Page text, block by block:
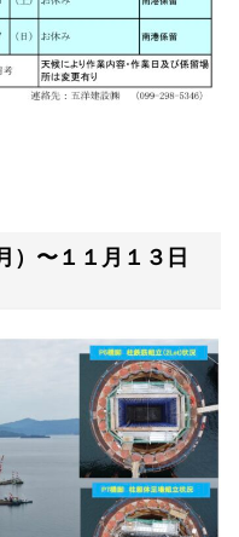
）〜１１月１３日